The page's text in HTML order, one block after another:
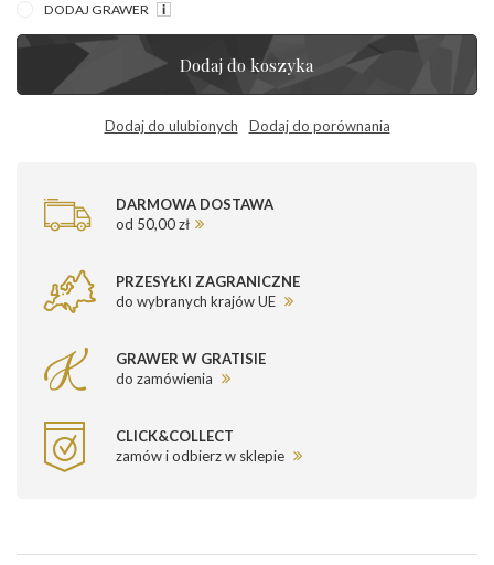
DODAJ GRAWER
Dodaj do koszyka
Dodaj do ulubionych Dodaj do porównania
DARMOWA DOSTAWA
od 50,00 zł
PRZESYŁKI ZAGRANICZNE
do wybranych krajów UE
GRAWER W GRATISIE
do zamówienia
CLICK&COLLECT
zamów i odbierz w sklepie